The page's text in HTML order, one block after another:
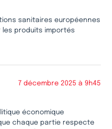
sanitaires européennes
les produits importés
7 décembre 2025 à 9h45
économique
chaque partie respecte